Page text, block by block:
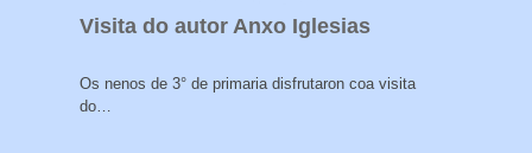
Visita do autor Anxo Iglesias
Os nenos de 3° de primaria disfrutaron coa visita
do…